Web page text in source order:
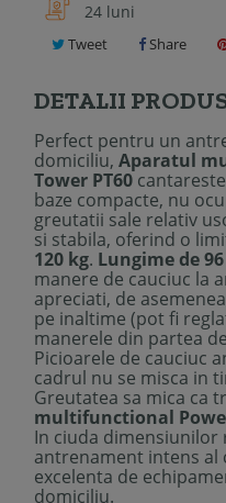
24 luni
Tweet Share
DETALII
Perfect pentru un
domiciliu, Aparatul
Tower PT60
baze compacte, nu
greutatii sale relativ
si stabila, oferind o
120 kg. Lungime de
manere de cauciuc la
apreciati, de
pe inaltime (pot fi
manerele din partea
Picioarele de cauciuc
cadrul nu se misca in
Greutatea sa mica ca
multifunctional
In ciuda dimensiunilor
antrenament intens al
excelenta de
domiciliu.